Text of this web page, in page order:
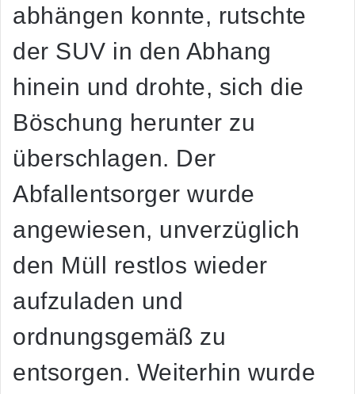
abhängen konnte, rutschte
der SUV in den Abhang
hinein und drohte, sich die
Böschung herunter zu
überschlagen. Der
Abfallentsorger wurde
angewiesen, unverzüglich
den Müll restlos wieder
aufzuladen und
ordnungsgemäß zu
entsorgen. Weiterhin wurde